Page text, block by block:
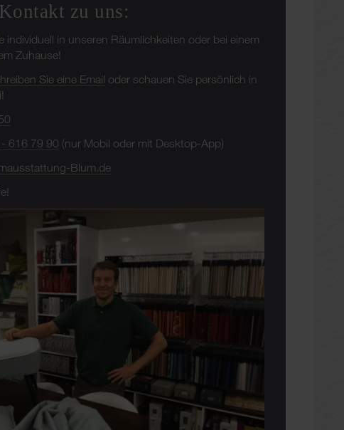
zu uns:
individuell in unseren Räumlichkeiten oder bei einem
Zuhause!
Sie eine Email oder schauen Sie persönlich in
616 79 90 (nur Mobil oder mit Desktop-App)
Blum.de